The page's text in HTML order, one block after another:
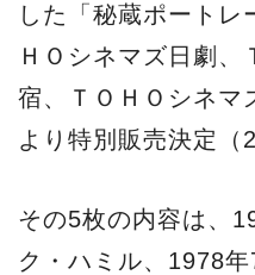
した「秘蔵ポートレ
ＨＯシネマズ日劇
宿、ＴＯＨＯシネマ
より特別販売決定（
その5枚の内容は、
ク・ハミル、1978